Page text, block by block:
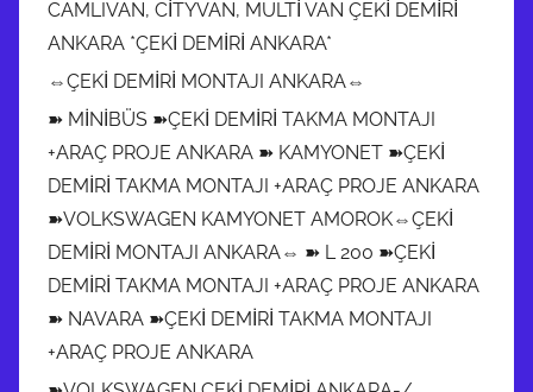
CAMLIVAN, CİTYVAN, MULTİ VAN ÇEKİ DEMİRİ
ANKARA *ÇEKİ DEMİRİ ANKARA*
⇔ÇEKİ DEMİRİ MONTAJI ANKARA⇔
➽ MİNİBÜS ➽ÇEKİ DEMİRİ TAKMA MONTAJI
+ARAÇ PROJE ANKARA ➽ KAMYONET ➽ÇEKİ
DEMİRİ TAKMA MONTAJI +ARAÇ PROJE ANKARA
➽VOLKSWAGEN KAMYONET AMOROK⇔ÇEKİ
DEMİRİ MONTAJI ANKARA⇔ ➽ L 200 ➽ÇEKİ
DEMİRİ TAKMA MONTAJI +ARAÇ PROJE ANKARA
➽ NAVARA ➽ÇEKİ DEMİRİ TAKMA MONTAJI
+ARAÇ PROJE ANKARA